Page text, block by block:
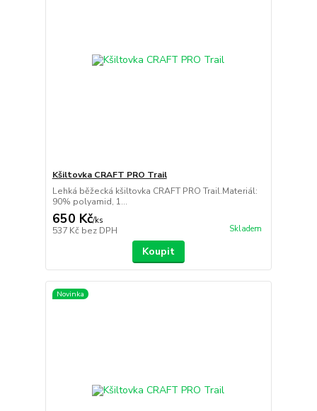
Kšiltovka CRAFT PRO Trail
Lehká běžecká kšiltovka CRAFT PRO Trail.Materiál:
90% polyamid, 1...
650 Kč/ks
537 Kč bez DPH Skladem
Koupit
Novinka